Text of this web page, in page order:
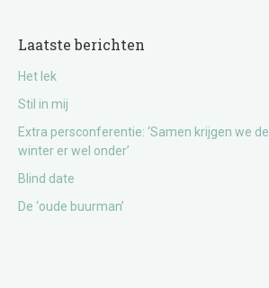
Laatste berichten
Het lek
Stil in mij
Extra persconferentie: ‘Samen krijgen we de
winter er wel onder’
Blind date
De ‘oude buurman’